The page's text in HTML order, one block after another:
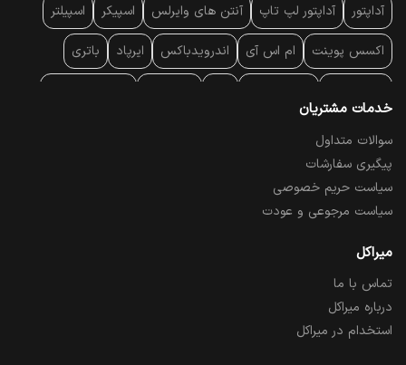
آداپتور آداپتور لپ تاپ آنتن‌ های وایرلس اسپیکر اسپیلتر
اکسس پوینت ام اس آی اندرویدباکس ایرپاد باتری
پایه سقفی
پرده نمایش
تبلت و موبایل تجهیزات پسیو شبکه
تلویزیون
درایو نوری
دستگاه ضبط تصاویر
خدمات مشتریان
سوالات متداول
پیگیری سفارشات
سیاست حریم خصوصی
سیاست مرجوعی و عودت
میراکل
تماس با ما
درباره میراکل
استخدام در میراکل